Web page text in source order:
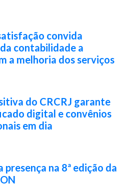
convida
contabilidade a
a melhoria dos serviços
do CRCRJ garante
digital e convênios
em dia
presença na 8ª edição da